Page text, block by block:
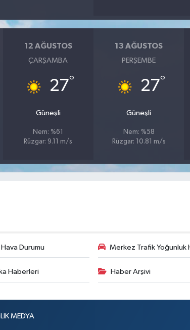
12 AĞUSTOS
ÇARŞAMBA
27°
Güneşli
Nem: %61
Rüzgar: 9.11 m/s
13 AĞUSTOS
PERŞEMBE
27°
Güneşli
Nem: %58
Rüzgar: 10.81 m/s
Durumu Merkez Trafik Yoğunluk
Haberleri Haber Arşivi
MEDYA